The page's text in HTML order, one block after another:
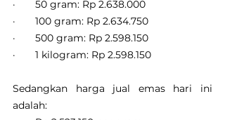
·       50 gram: Rp 2.638.000
·       100 gram: Rp 2.634.750
·       500 gram: Rp 2.598.150
·       1 kilogram: Rp 2.598.150
Sedangkan harga jual emas hari ini
adalah: